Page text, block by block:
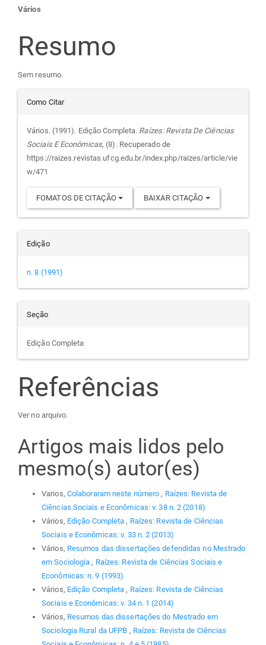
Conteúdo
do
artigo
principal
Vários
Resumo
Sem resumo.
Detalhes
do
artigo
Como Citar
Vários. (1991). Edição Completa. Raízes: Revista De Ciências
Sociais E Econômicas, (8). Recuperado de
https://raizes.revistas.ufcg.edu.br/index.php/raizes/article/vie
w/471
FOMATOS DE CITAÇÃO BAIXAR CITAÇÃO
Edição
n. 8 (1991)
Seção
Edição Completa
Referências
Ver no arquivo.
Artigos mais lidos pelo
mesmo(s) autor(es)
Varios, Colaboraram neste número , Raízes: Revista de
Ciências Sociais e Econômicas: v. 38 n. 2 (2018)
Vários, Edição Completa , Raízes: Revista de Ciências
Sociais e Econômicas: v. 33 n. 2 (2013)
Vários, Resumos das dissertações defendidas no Mestrado
em Sociologia , Raízes: Revista de Ciências Sociais e
Econômicas: n. 9 (1993)
Vários, Edição Completa , Raízes: Revista de Ciências
Sociais e Econômicas: v. 34 n. 1 (2014)
Vários, Resumos das dissertações do Mestrado em
Sociologia Rural da UFPB , Raízes: Revista de Ciências